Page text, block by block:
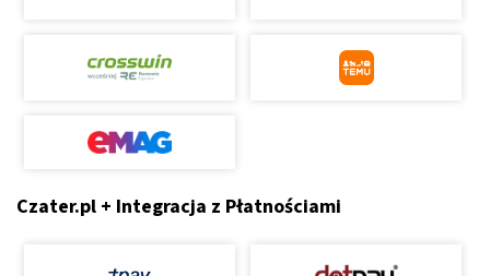
Czater.pl + Integracja z Płatnościami